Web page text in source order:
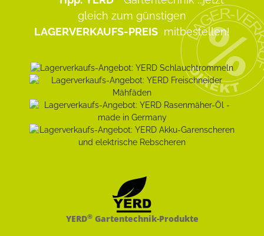
gleich zum günstigen
LAGERVERKAUFS-PREIS mitbestellen!
YERD®Gartentechnik-Produkte